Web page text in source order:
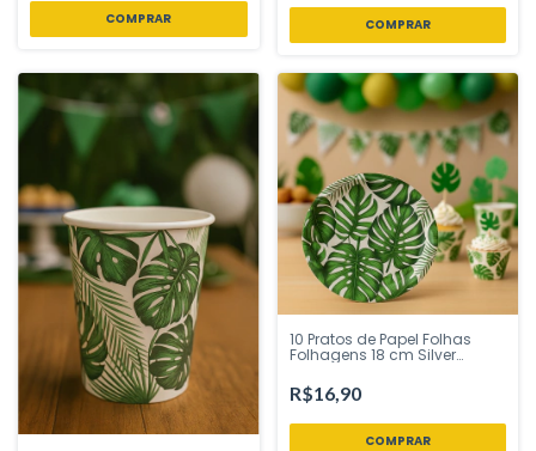
10 Pratos de Papel Folhas
Folhagens 18 cm Silver
Loja
R$16,90